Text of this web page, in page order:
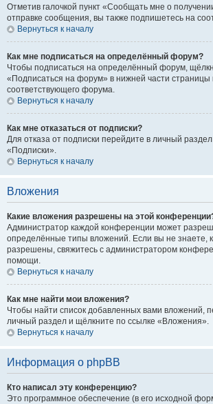
Отметив галочкой пункт «Сообщать мне о
отправке сообщения, вы также подпишетесь на
Вернуться к началу
Как мне подписаться на определённый форум?
Чтобы подписаться на определённый форум,
«Подписаться на форум» в нижней части страницы
соответствующего форума.
Вернуться к началу
Как мне отказаться от подписки?
Для отказа от подписки перейдите в личный
«Подписки».
Вернуться к началу
Вложения
Какие вложения разрешены на этой
Администратор каждой конференции может
определённые типы вложений. Если вы не знаете,
разрешены, свяжитесь с администратором
помощи.
Вернуться к началу
Как мне найти мои вложения?
Чтобы найти список добавленных вами вложений,
личный раздел и щёлкните по ссылке «Вложения».
Вернуться к началу
Информация о phpBB
Кто написал эту конференцию?
Это программное обеспечение (в его исходной